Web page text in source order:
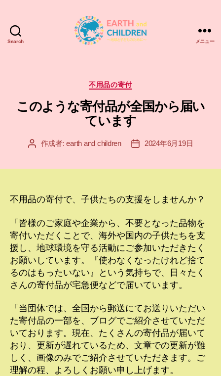
Search
＆
ル
ド
レ
EARTH
CHILDREN
メニュー
カ
ゴ
リ
ー
不用品の寄付
このような寄付品が全国から届い
ています
投 作成者:earth and children
投
2024年6月19日
不用品の寄付で、子供たちの支援をしませんか？
「皆様のご家庭や企業から、不要となった品物を
寄付いただくことで、海外や国内の子供たちを支
援し、地球環境を守る活動にご参加いただきたく
お願いしています。『使わなくなったけれど捨て
るのはもったいない』という気持ちで、日々たく
さんの寄付品が宅急便などで届いています。
「当団体では、全国から郵送にてお送りいただい
た寄付品の一部を、ブログでご紹介させていただ
いております。現在、たくさんの寄付品が届いて
おり、更新が遅れているため、文章での更新が難
しく、画像のみでご紹介させていただきます。ご
理解の程、よろしくお願い申し上げます。